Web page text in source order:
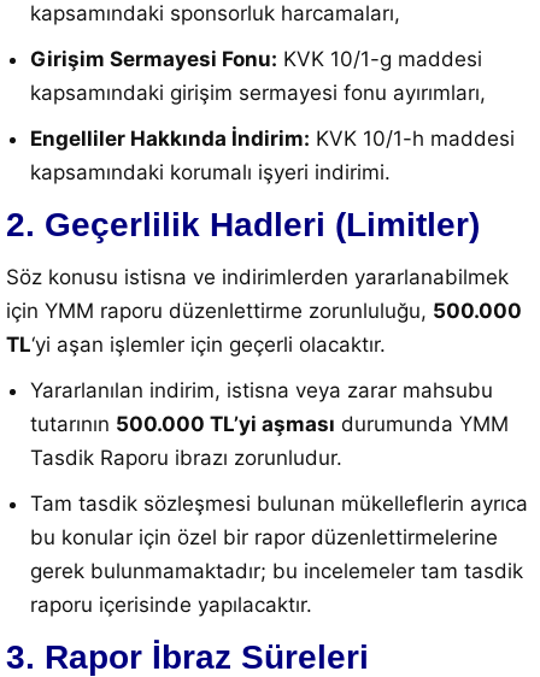
kapsamındaki sponsorluk harcamaları,
Girişim Sermayesi Fonu: KVK 10/1-g maddesi
kapsamındaki girişim sermayesi fonu ayırımları,
Engelliler Hakkında İndirim: KVK 10/1-h maddesi
kapsamındaki korumalı işyeri indirimi.
2. Geçerlilik Hadleri (Limitler)
Söz konusu istisna ve indirimlerden yararlanabilmek
için YMM raporu düzenlettirme zorunluluğu, 500.000
TL‘yi aşan işlemler için geçerli olacaktır.
Yararlanılan indirim, istisna veya zarar mahsubu
tutarının 500.000 TL’yi aşması durumunda YMM
Tasdik Raporu ibrazı zorunludur.
Tam tasdik sözleşmesi bulunan mükelleflerin ayrıca
bu konular için özel bir rapor düzenlettirmelerine
gerek bulunmamaktadır; bu incelemeler tam tasdik
raporu içerisinde yapılacaktır.
3. Rapor İbraz Süreleri